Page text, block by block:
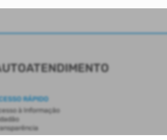
RÁPIDO
à Informação